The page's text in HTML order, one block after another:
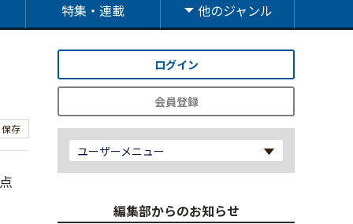
特集・連載 他のジャンル
保存
ログイン
会員登録
ユーザーメニュー
編集部からのお知らせ